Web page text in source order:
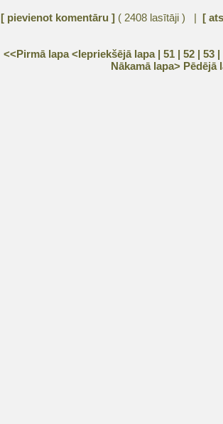
[ pievienot komentāru ] ( 2408 lasītāji ) | [
<<Pirmā lapa<Iepriekšējā lapa | 51 | 52 | 53 |
Nākamā lapa> Pēdējā